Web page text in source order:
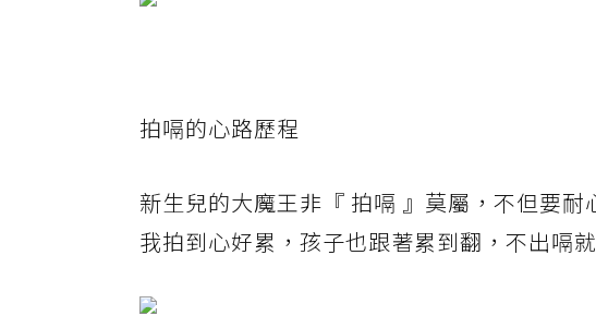
拍嗝的心路歷程
新生兒的大魔王非『 拍嗝 』莫屬，不但要
我拍到心好累，孩子也跟著累到翻，不出嗝